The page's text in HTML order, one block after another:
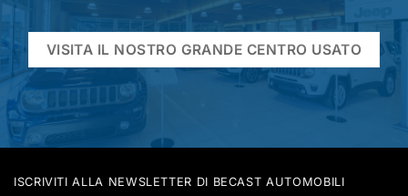
VISITA IL NOSTRO GRANDE CENTRO USATO
ISCRIVITI ALLA NEWSLETTER DI BECAST AUTOMOBILI